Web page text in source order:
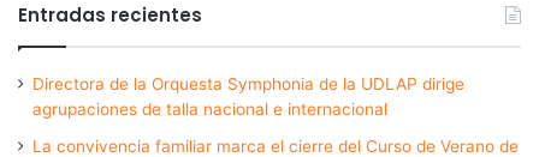
Entradas recientes
Directora de la Orquesta Symphonia de la UDLAP dirige
agrupaciones de talla nacional e internacional
La convivencia familiar marca el cierre del Curso de Verano de